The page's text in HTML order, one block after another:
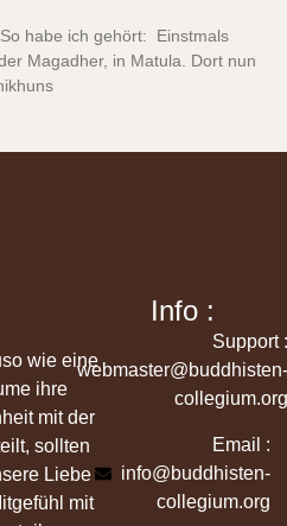
habe ich gehört: Einstmals
Magadher, in Matula. Dort nun
wie eine
ihre
mit der
sollten
Liebe
mit
Info :
Support :
webmaster@buddhisten-
collegium.org
Email :
info@buddhisten-
collegium.org